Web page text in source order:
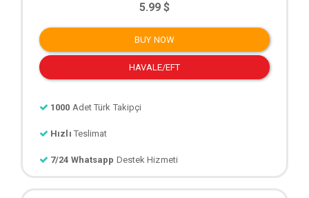
5.99 $
BUY NOW
HAVALE/EFT
1000 Adet Türk Takipçi
Hızlı Teslimat
7/24 Whatsapp Destek Hizmeti